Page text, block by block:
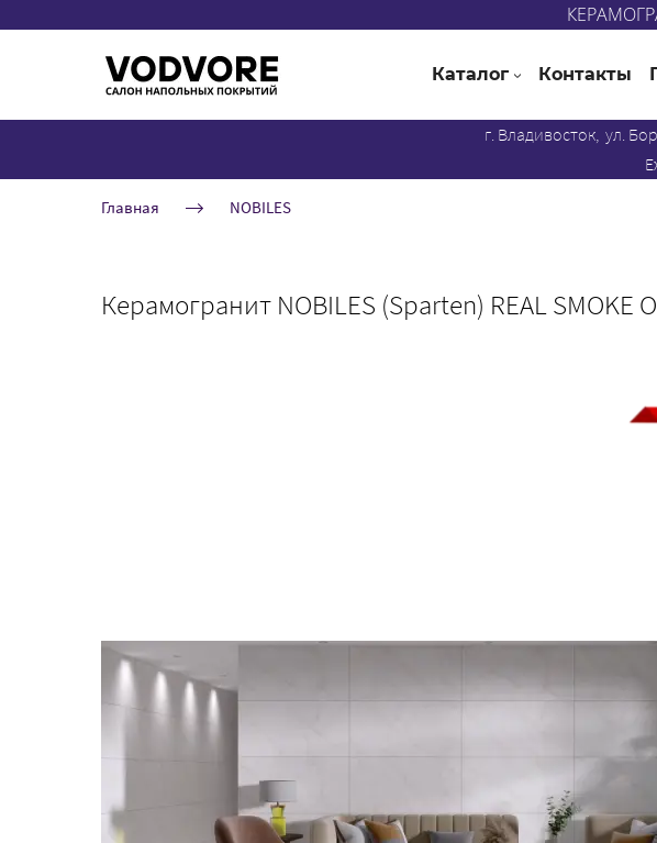
Каталог Контакты
г. Владивосток, ул.
Главная NOBILES
Керамогранит NOBILES (Sparten) REAL SMOKE